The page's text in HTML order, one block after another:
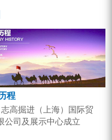
程
高掘进（上海）国际贸
公司及展示中心成立